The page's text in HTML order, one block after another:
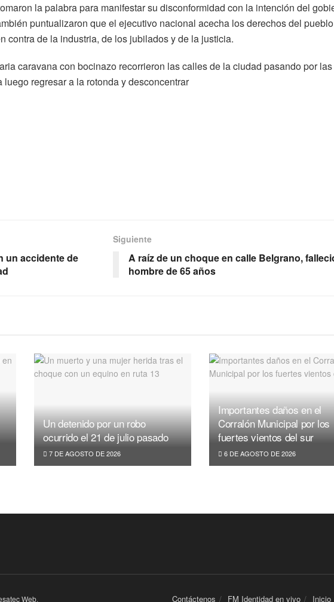
la palabra para manifestar su disconformidad con la intención del
puntualizaron que el ejecutivo nacional acecha los derechos del pueblo
contra de la industria, de los jubilados y de la justicia.
caravana con bocinazo recorrieron las calles de la ciudad pasando por
regresar a la rotonda y desconcentrar
un accidente de
Siguiente
A raíz de un choque en calle Belgrano,
hombre de 65 años
Un detenido por un robo
ocurrido el 21 de julio pasado
7 DE AGOSTO DE 2026
Importantes daños en el
Corralón Municipal por los
fuertes vientos del sur
6 DE AGOSTO DE 2026
Contáctenos FM Identidad en vivo Inicio
Web.